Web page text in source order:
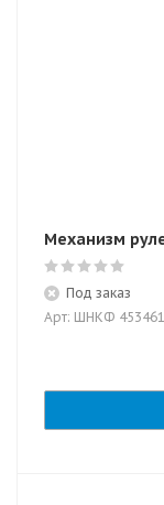
Механизм
Под заказ
Арт: ШНКФ